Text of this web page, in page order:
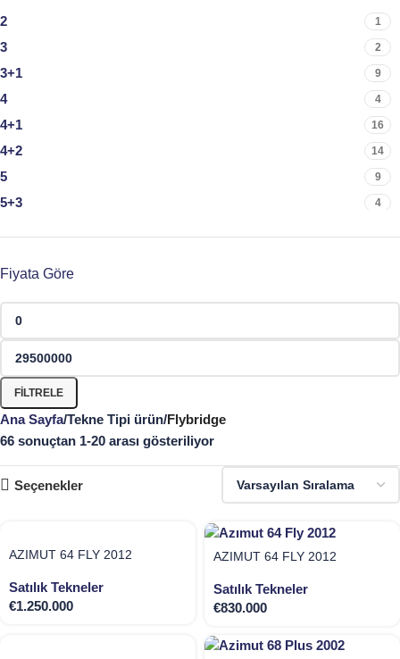
29.00 1
31.10 1
36.90 1
2 1
3 2
3+1 9
4 4
4+1 16
4+2 14
5 9
5+3 4
0
3+2 1
Fiyata Göre
FILTRELE
Ana Sayfa Tekne Tipi ürün Flybridge
66 sonuçtan 1-20 arası gösteriliyor
Seçenekler
AZIMUT 64 FLY 2012
Satılık Tekneler
€1.250.000
AZIMUT 64 FLY 2012
Satılık Tekneler
€830.000